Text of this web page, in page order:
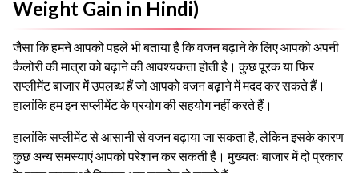
Weight Gain in Hindi)
जैसा कि हमने आपको पहले भी बताया है कि वजन बढ़ाने के लिए आपको अपनी
कैलोरी की मात्रा को बढ़ाने की आवश्यकता होती है। कुछ पूरक या फिर
सप्लीमेंट बाजार में उपलब्ध हैं जो आपको वजन बढ़ाने में मदद कर सकते हैं।
हालांकि हम इन सप्लीमेंट के प्रयोग की सहयोग नहीं करते हैं।
हालांकि सप्लीमेंट से आसानी से वजन बढ़ाया जा सकता है, लेकिन इसके कारण
कुछ अन्य समस्याएं आपको परेशान कर सकती हैं। मुख्यतः बाजार में दो प्रकार